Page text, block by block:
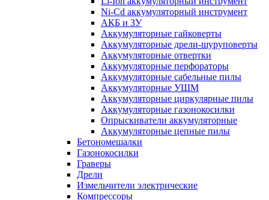
Ni-Cd аккумуляторный инструмент
АКБ и ЗУ
Аккумуляторные гайковерты
Аккумуляторные дрели-шуруповерты
Аккумуляторные отвертки
Аккумуляторные перфораторы
Аккумуляторные сабельные пилы
Аккумуляторные УШМ
Аккумуляторные циркулярные пилы
Аккумуляторные газонокосилки
Опрыскиватели аккумуляторные
Аккумуляторные цепные пилы
Бетономешалки
Газонокосилки
Граверы
Дрели
Измельчители электрические
Компрессоры